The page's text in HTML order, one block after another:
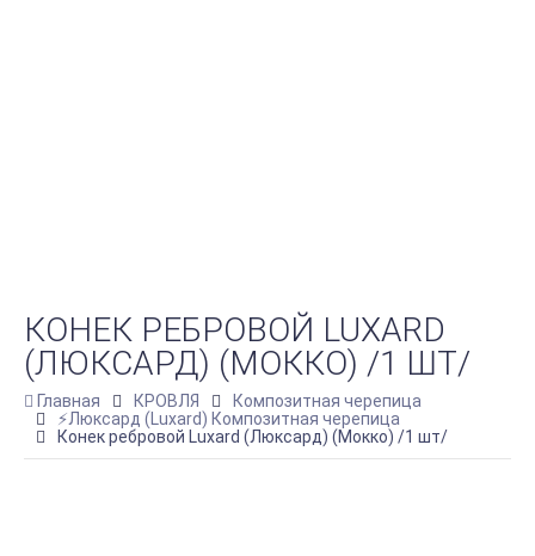
КОНЕК РЕБРОВОЙ LUXARD
(ЛЮКСАРД) (МОККО) /1 ШТ/
Главная КРОВЛЯ
Композитная черепица
⚡Люксард (Luxard) Композитная черепица
Конек ребровой Luxard (Люксард) (Мокко) /1 шт/